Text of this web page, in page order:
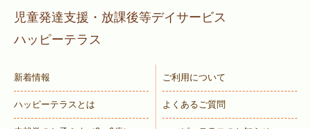
児童発達支援・放課後等デイサービス
ハッピーテラス
新着情報
ハッピーテラスとは
ご利用について
よくあるご質問